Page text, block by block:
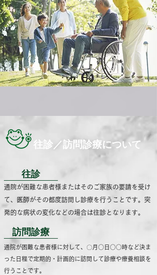
​往診／訪問診療について
往診
通院が困難な患者様またはそのご家族の要請を受け
て、医師がその都度訪問し診療を行うことです。突
発的な病状の変化などの場合は往診となります。
訪問診療
通院が困難な患者様に対して、〇月○日○○時など決ま
った日程で定期的・計画的に訪問して診療や療養相談を
行うことです。